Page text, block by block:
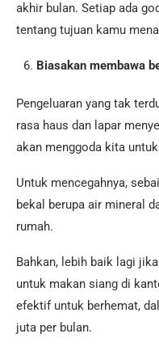
akhir bulan. Setiap ada
tentang tujuan kamu
Biasakan membawa
Pengeluaran yang tak
rasa haus dan lapar
akan menggoda kita
Untuk mencegahnya,
bekal berupa air mineral
rumah.
Bahkan, lebih baik lagi
untuk makan siang di
efektif untuk berhemat,
juta per bulan.